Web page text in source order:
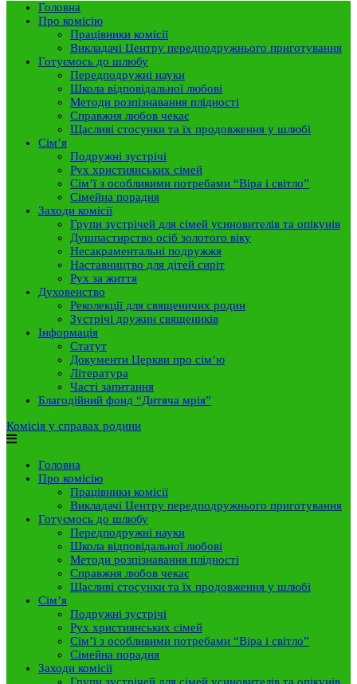
Головна
Про комісію
Працівники комісії
Викладачі Центру передподружнього приготування
Готуємось до шлюбу
Передподружні науки
Школа відповідальної любові
Методи розпізнавання плідності
Справжня любов чекає
Щасливі стосунки та їх продовження у шлюбі
Сім’я
Подружні зустрічі
Рух християнських сімей
Сім’ї з особливими потребами “Віра і світло”
Сімейна порадня
Заходи комісії
Групи зустрічей для сімей усиновителів та опікунів
Душпастирство осіб золотого віку
Несакраментальні подружжя
Наставництво для дітей сиріт
Рух за життя
Духовенство
Реколекції для священичих родин
Зустрічі дружин священиків
Інформація
Статут
Документи Церкви про сім’ю
Література
Часті запитання
Благодійний фонд “Дитяча мрія”
Комісія у справах родини
Головна
Про комісію
Працівники комісії
Викладачі Центру передподружнього приготування
Готуємось до шлюбу
Передподружні науки
Школа відповідальної любові
Методи розпізнавання плідності
Справжня любов чекає
Щасливі стосунки та їх продовження у шлюбі
Сім’я
Подружні зустрічі
Рух християнських сімей
Сім’ї з особливими потребами “Віра і світло”
Сімейна порадня
Заходи комісії